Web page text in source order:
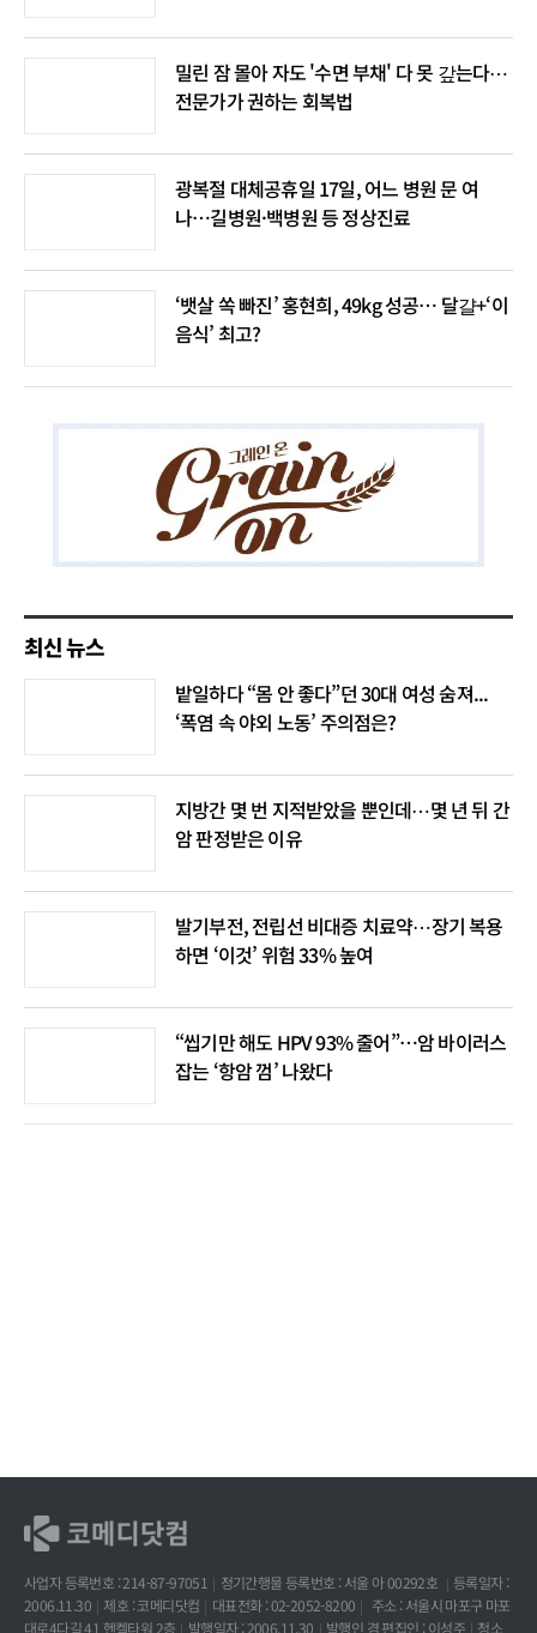
밀린 잠 몰아 자도 '수면 부채' 다 못 갚는다⋯
전문가가 권하는 회복법
광복절 대체공휴일 17일, 어느 병원 문 여
나…길병원·백병원 등 정상진료
‘뱃살 쏙 빠진’ 홍현희, 49kg 성공… 달걀+‘이
음식’ 최고?
최신 뉴스
밭일하다 “몸 안 좋다”던 30대 여성 숨져...
‘폭염 속 야외 노동’ 주의점은?
지방간 몇 번 지적받았을 뿐인데⋯몇 년 뒤 간
암 판정받은 이유
발기부전, 전립선 비대증 치료약⋯장기 복용
하면 ‘이것’ 위험 33% 높여
“씹기만 해도 HPV 93% 줄어”…암 바이러스
잡는 ‘항암 껌’ 나왔다
사업자 등록번호 : 214-87-97051 정기간행물 등록번호 : 서울 아 00292호
등록일자 :
2006.11.30
제호 : 코메디닷컴 대표전화 : 02-2052-8200
주소 : 서울시 마포구 마포
대로4다길 41 헨켈타워 2층
발행일자 : 2006.11.30 발행인 겸 편집인 : 이성주 청소